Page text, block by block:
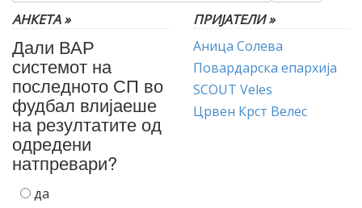
АНКЕТА »
Дали ВАР
системот на
последното СП во
фудбал влијаеше
на резултатите од
одредени
натпревари?
да
ПРИЈАТЕЛИ »
Аница Солева
Повардарска епархија
SCOUT Veles
Црвен Крст Велес